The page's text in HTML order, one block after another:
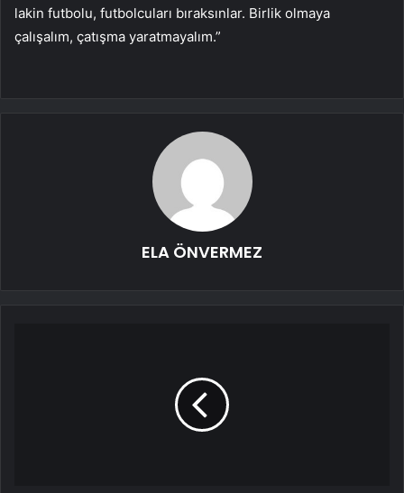
lakin futbolu, futbolcuları bıraksınlar. Birlik olmaya
çalışalım, çatışma yaratmayalım.”
ELA ÖNVERMEZ